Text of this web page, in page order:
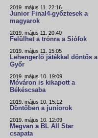
2019. május 11. 22:16
Junior Final4-győztesek a
magyarok
2019. május 11. 20:40
Felülhet a trónra a Siófok
2019. május 11. 15:05
Lehengerlő játékkal döntős a
Győr
2019. május 10. 19:09
Móváron is kikapott a
Békéscsaba
2019. május 10. 15:12
Döntőben a juniorok
2019. május 10. 12:09
Megvan a BL All Star
csapata